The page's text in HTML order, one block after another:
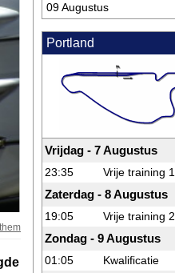
09 Augustus
Portland
Vrijdag - 7 Augustus
23:35 Vrije training 1
Zaterdag - 8 Augustus
19:05 Vrije training 2
Zondag - 9 Augustus
01:05
Kwalificatie